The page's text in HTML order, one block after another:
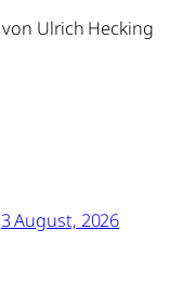
von Ulrich Hecking
3 August, 2026